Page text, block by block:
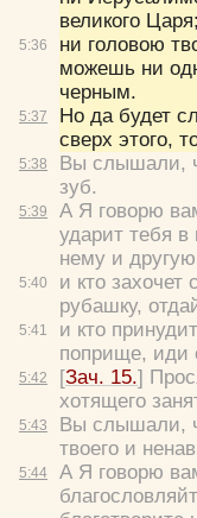
5:36
5:37
5:38
5:39
5:40
5:41
5:42
5:43
5:44
великого Царя;
ни головою
можешь ни
черным.
Но да будет
сверх этого,
Вы слышали,
зуб.
А Я говорю
ударит тебя
нему и
и кто захочет
рубашку,
и кто
поприще, иди
[Зач. 15.]
хотящего
Вы слышали,
твоего и
А Я говорю